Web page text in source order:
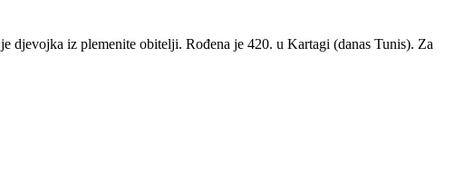
djevojka iz plemenite obitelji. Rođena je 420. u Kartagi (danas Tunis). Za